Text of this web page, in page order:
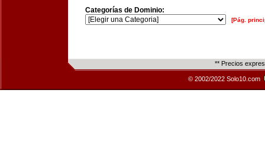
Categorías de Dominio:
[Pág.
** Precios
© 2002/2022 Solo10.com